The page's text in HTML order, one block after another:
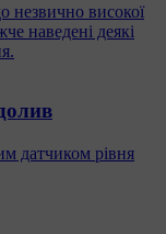
незвично високої
наведені деякі
датчиком рівня